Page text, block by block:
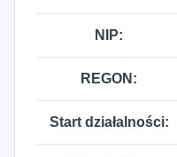
NIP:
REGON:
Start działalności: